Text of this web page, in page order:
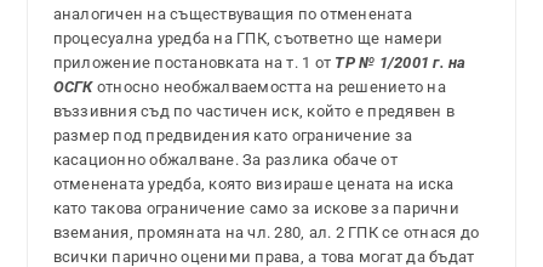
аналогичен на съществуващия по отменената
процесуална уредба на ГПК, съответно ще намери
приложение постановката на т. 1 от ТР № 1/2001 г. на
ОСГКотносно необжалваемостта на решението на
въззивния съд по частичен иск, който е предявен в
размер под предвидения като ограничение за
касационно обжалване. За разлика обаче от
отменената уредба, която визираше цената на иска
като такова ограничение само за искове за парични
вземания, промяната на чл. 280, ал. 2 ГПК се отнася до
всички парично оценими права, а това могат да бъдат